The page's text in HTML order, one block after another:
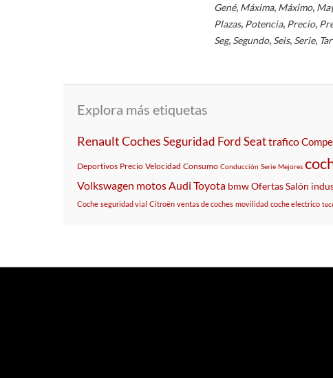
Gené, Máxima, Máximo,
Plazas, Potencia, Precio,
Seg, Segundo, Seis, Serie,
Explora más etiquetas
RenaultCochesSeguridad Ford Seattrafico
Deportivos Precio Velocidad Consumo Conducción Serie Mejores
Volkswagen motosAudi Toyota bmwOfertasSalón
Coche seguridad vial Citroën ventas de coches movilidad coche electrico